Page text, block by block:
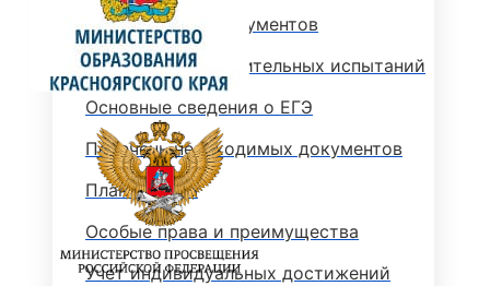
Сроки подачи документов
Программы вступительных испытаний
Основные сведения о ЕГЭ
Перечень необходимых документов
План приема
Особые права и преимущества
Учет индивидуальных достижений